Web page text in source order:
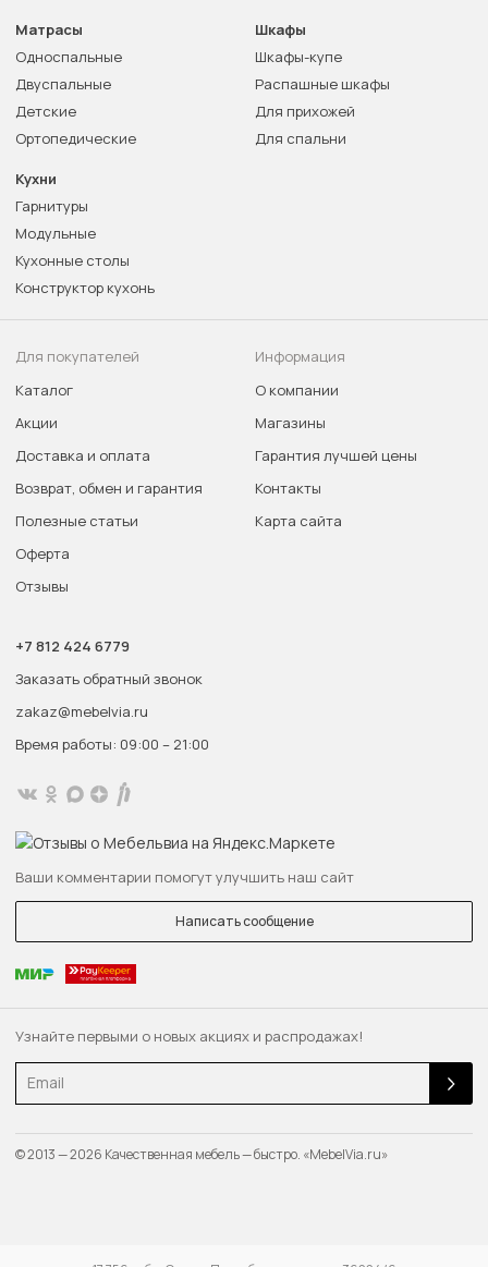
Узнайте первыми о новых акциях и распродажах!
Email
Матрасы
Односпальные
Двуспальные
Детские
Ортопедические
Шкафы
Шкафы-купе
Распашные шкафы
Для прихожей
Для спальни
Кухни
Гарнитуры
Модульные
Кухонные столы
Конструктор кухонь
Для покупателей
Каталог
Акции
Доставка и оплата
Возврат, обмен и гарантия
Полезные статьи
Оферта
Отзывы
Информация
О компании
Магазины
Гарантия лучшей цены
Контакты
Карта сайта
+7 812 424 6779
Заказать обратный звонок
zakaz@mebelvia.ru
Время работы: 09:00 – 21:00
Ваши комментарии помогут улучшить наш сайт
Написать сообщение
© 2013 — 2026 Качественная мебель — быстро. «MebelVia.ru»